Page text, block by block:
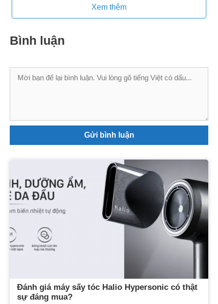
Xem thêm
Bình luận
Bình
Đánh giá máy sấy tóc Halio Hypersonic có thật
sự đáng mua?